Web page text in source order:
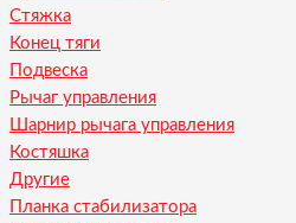
Стяжка
Конец тяги
Подвеска
Рычаг управления
Шарнир рычага управления
Костяшка
Другие
Планка стабилизатора